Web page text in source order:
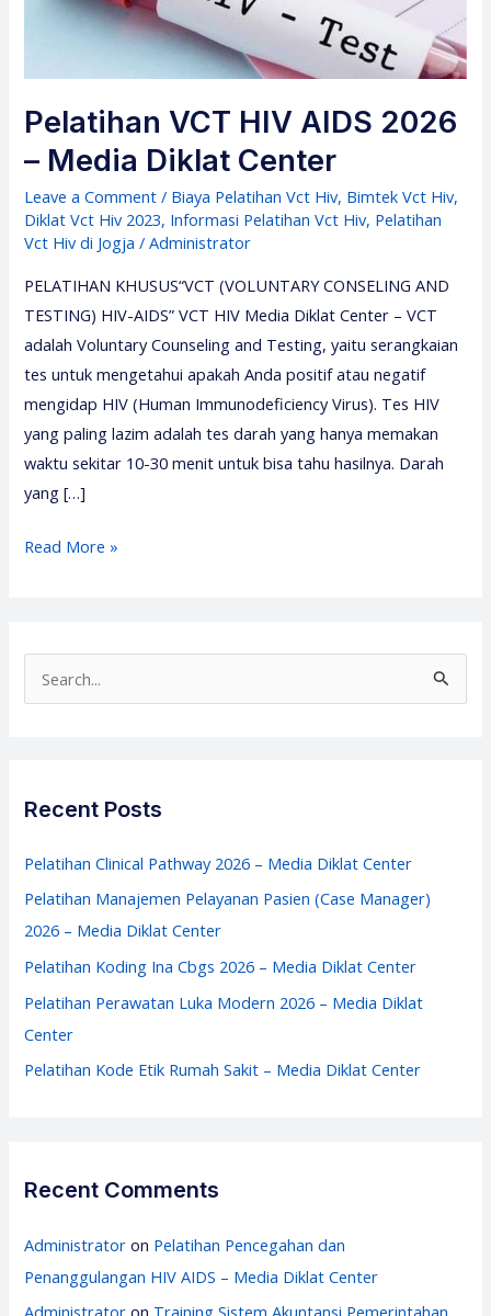
Pelatihan VCT HIV AIDS 2026
– Media Diklat Center
Leave a Comment / Biaya Pelatihan Vct Hiv, Bimtek Vct Hiv,
Diklat Vct Hiv 2023, Informasi Pelatihan Vct Hiv, Pelatihan
Vct Hiv di Jogja /Administrator
PELATIHAN KHUSUS“VCT (VOLUNTARY CONSELING AND
TESTING) HIV-AIDS” VCT HIV Media Diklat Center – VCT
adalah Voluntary Counseling and Testing, yaitu serangkaian
tes untuk mengetahui apakah Anda positif atau negatif
mengidap HIV (Human Immunodeficiency Virus). Tes HIV
yang paling lazim adalah tes darah yang hanya memakan
waktu sekitar 10-30 menit untuk bisa tahu hasilnya. Darah
yang […]
Pelatihan
Read More »
e
f
o
r
Recent Posts
Pelatihan Clinical Pathway 2026 – Media Diklat Center
Pelatihan Manajemen Pelayanan Pasien (Case Manager)
2026 – Media Diklat Center
Pelatihan Koding Ina Cbgs 2026 – Media Diklat Center
Pelatihan Perawatan Luka Modern 2026 – Media Diklat
Center
Pelatihan Kode Etik Rumah Sakit – Media Diklat Center
Recent Comments
Administrator on Pelatihan Pencegahan dan
Penanggulangan HIV AIDS – Media Diklat Center